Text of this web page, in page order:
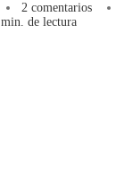
2 comentarios
min. de lectura